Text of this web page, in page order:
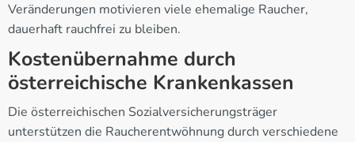
Veränderungen motivieren viele ehemalige Raucher,
dauerhaft rauchfrei zu bleiben.
Kostenübernahme durch
österreichische Krankenkassen
Die österreichischen Sozialversicherungsträger
unterstützen die Raucherentwöhnung durch verschiedene